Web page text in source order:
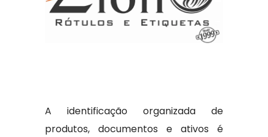
A identificação organizada de
produtos, documentos e ativos é